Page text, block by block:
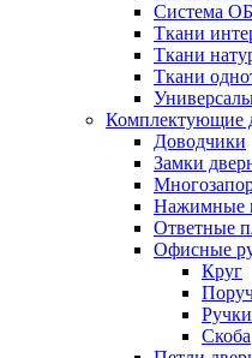
Система
Ткани
Ткани
Ткани
Доводчики
Замки
Нажимные
Ответные
Офисные
Круг
Скоба